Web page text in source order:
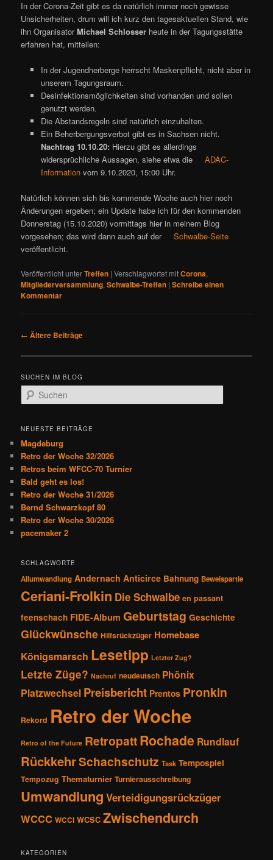
In der Corona-Zeit gibt es da natürlich immer noch gewisse
Unsicherheiten, drum will ich kurz den tagesaktuellen Stand, wie
ihn OrganisatorMichael Schlosser heute in der Tagungsstätte
erfahren hat, mitteilen:
In der Jugendherberge herrscht Maskenpflicht, nicht aber in
unserem Tagungsraum.
Desinfektionsmöglichkeiten sind vorhanden und sollen
genutzt werden.
Die Abstandsregeln sind natürlich einzuhalten.
Ein Beherbergungsverbot gibt es in Sachsen nicht.
Nachtrag 10.10.20: Hierzu gibt es allerdings
widersprüchliche Aussagen, siehe etwa die
ADAC-
Informationvom 9.10.2020, 15:00 Uhr.
Natürlich können sich bis kommende Woche auch hier noch
Änderungen ergeben; ein Update habe ich für den kommenden
Donnerstag (15.10.2020) vormittags hier in meinem Blog
vorgesehen; das wird dann auch auf der
Schwalbe-Seite
veröffentlicht.
Veröffentlicht unterTreffen |Verschlagwortet mitCorona,
Mitgliederversammlung,Schwalbe-Treffen |Schreibe einen
Kommentar
B
i
t
r
a
v
i
g
a
t
i
o
← Ältere Beiträge
SUCHEN IM BLOG
u
h
n
NEUESTE BEITRÄGE
Magdeburg
Retro der Woche 32/2026
Retros beim WFCC-70 Turnier
Bald geht es los!
Retro der Woche 31/2026
Bernd Schwarzkopf 80
Retro der Woche 30/2026
pacemaker 2
SCHLAGWORTE
Allumwandlung Andernach Anticirce Bahnung Beweispartie
Ceriani-Frolkin Die Schwalbe en passant
feenschach FIDE-Album Geburtstag Geschichte
Glückwünsche Hilfsrückzüger Homebase
Königsmarsch Lesetipp Letzter Zug?
Letzte Züge? Nachruf neudeutsch Phönix
Platzwechsel Preisbericht Prentos Pronkin
Rekord Retro der Woche
Retro of the Future RetropattRochade Rundlauf
RückkehrSchachschutz Task Tempospiel
Tempozug Thematurnier Turnierausschreibung
Umwandlung Verteidigungsrückzüger
WCCC WCCI WCSC Zwischendurch
KATEGORIEN